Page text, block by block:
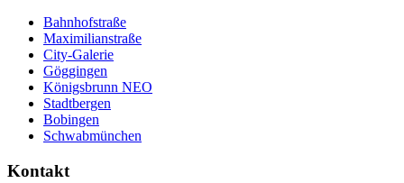
Bahnhofstraße
Maximilianstraße
City-Galerie
Göggingen
Königsbrunn NEO
Stadtbergen
Bobingen
Schwabmünchen
Kontakt